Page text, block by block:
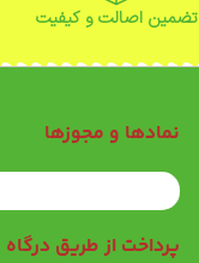
تضمین اصالت و کیفیت
نمادها و مجوزها
پرداخت از طریق درگاه